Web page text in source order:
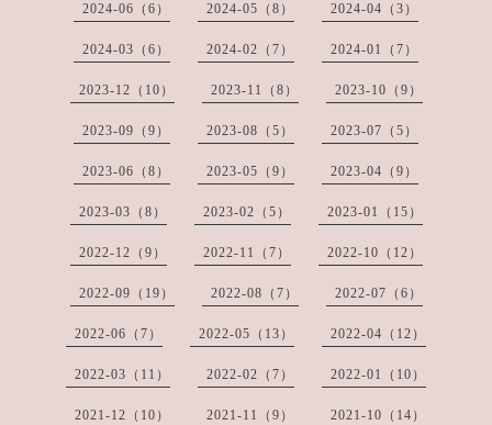
2024-06（6） 2024-05（8） 2024-04（3）
2024-03（6） 2024-02（7） 2024-01（7）
2023-12（10） 2023-11（8） 2023-10（9）
2023-09（9） 2023-08（5） 2023-07（5）
2023-06（8） 2023-05（9） 2023-04（9）
2023-03（8） 2023-02（5） 2023-01（15）
2022-12（9） 2022-11（7） 2022-10（12）
2022-09（19） 2022-08（7） 2022-07（6）
2022-06（7） 2022-05（13） 2022-04（12）
2022-03（11） 2022-02（7） 2022-01（10）
2021-12（10） 2021-11（9） 2021-10（14）